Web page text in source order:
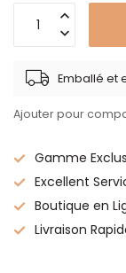
Emballé et
Ajouter pour
Gamme
Excellent
Boutique en
Livraison